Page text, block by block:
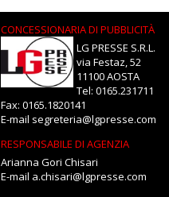
CONCESSIONARIA DI PUBBLICITÀ
LG PRESSE S.R.L.
via Festaz, 52
11100 AOSTA
Tel: 0165.231711
Fax: 0165.1820141
E-mail segreteria@lgpresse.com
RESPONSABILE DI AGENZIA
Arianna Gori Chisari
E-mail a.chisari@lgpresse.com